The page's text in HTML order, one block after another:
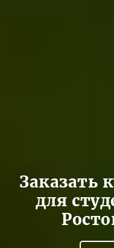
Заказать
для